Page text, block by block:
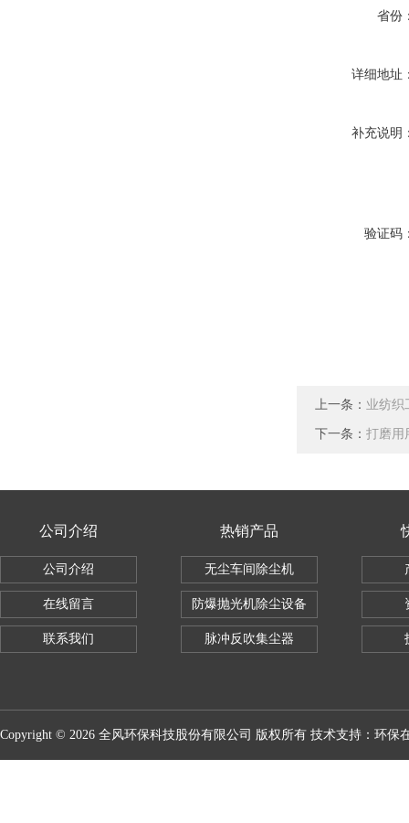
省份
详细地址
补充说明
验证码
上一条： 业纺织
下一条： 打磨用
公司介绍
公司介绍
在线留言
联系我们
热销产品
无尘车间除尘机
防爆抛光机除尘设备
脉冲反吹集尘器
Copyright © 2026 全风环保科技股份有限公司 版权所有 技术支持： 环保